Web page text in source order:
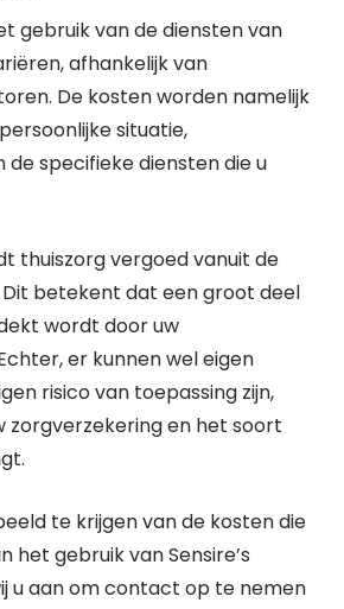
gebruik van de diensten van
afhankelijk van
De kosten worden namelijk
situatie,
specifieke diensten die u
thuiszorg vergoed vanuit de
Dit betekent dat een groot deel
wordt door uw
er kunnen wel eigen
risico van toepassing zijn,
zorgverzekering en het soort
te krijgen van de kosten die
het gebruik van Sensire’s
u aan om contact op te nemen